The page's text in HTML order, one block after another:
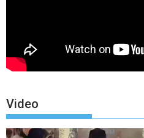
Video